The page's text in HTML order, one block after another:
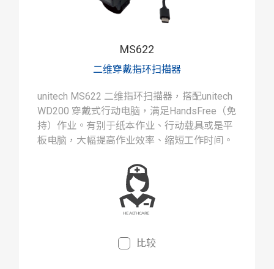
MS622
二维穿戴指环扫描器
unitech MS622 二维指环扫描器，搭配unitech
WD200 穿戴式行动电脑，满足HandsFree（免
持）作业。有别于纸本作业、行动载具或是平
板电脑，大幅提高作业效率、缩短工作时间。
比较